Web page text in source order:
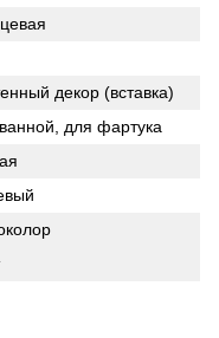
декор (вставка)
для фартука